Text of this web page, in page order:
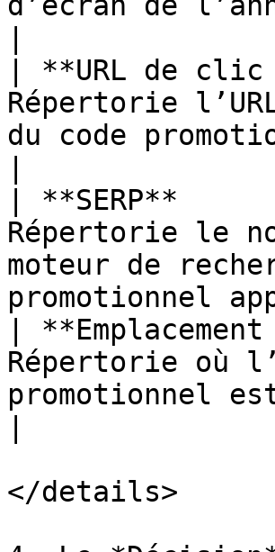
| **URL de
Répertorie
du code
|
Répertorie le
moteur de
promotionnel
|
Répertorie où
promotionnel
</details>